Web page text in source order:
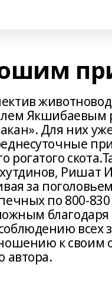
Якшибаевым
Для них
Ришат
за
по 800-
всех
к своим
автора.